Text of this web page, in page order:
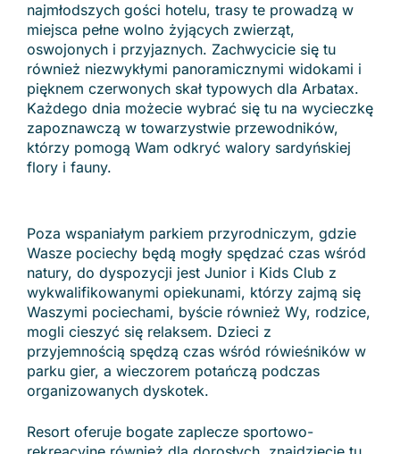
najmłodszych gości hotelu, trasy te prowadzą w
miejsca pełne wolno żyjących zwierząt,
oswojonych i przyjaznych. Zachwycicie się tu
również niezwykłymi panoramicznymi widokami i
pięknem czerwonych skał typowych dla Arbatax.
Każdego dnia możecie wybrać się tu na wycieczkę
zapoznawczą w towarzystwie przewodników,
którzy pomogą Wam odkryć walory sardyńskiej
flory i fauny.
Poza wspaniałym parkiem przyrodniczym, gdzie
Wasze pociechy będą mogły spędzać czas wśród
natury, do dyspozycji jest Junior i Kids Club z
wykwalifikowanymi opiekunami, którzy zajmą się
Waszymi pociechami, byście również Wy, rodzice,
mogli cieszyć się relaksem. Dzieci z
przyjemnością spędzą czas wśród rówieśników w
parku gier, a wieczorem potańczą podczas
organizowanych dyskotek.
Resort oferuje bogate zaplecze sportowo-